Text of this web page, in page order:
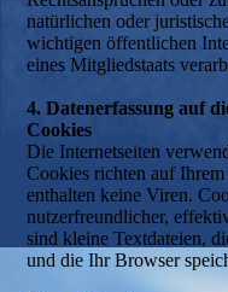
natürlichen oder
wichtigen öffentlichen
eines Mitgliedstaats
4. Datenerfassung auf
Cookies
Die Internetseiten
Cookies richten auf
enthalten keine Viren.
nutzerfreundlicher,
sind kleine Textdateien,
und die Ihr Browser